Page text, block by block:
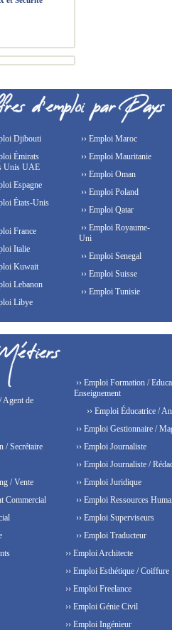
Djibouti
Émirats
Unis UAE
Espagne
États-Unis
France
Italie
Kuwait
Lebanon
Libye
›› Emploi Maroc
›› Emploi Mauritanie
›› Emploi Oman
›› Emploi Poland
›› Emploi Qatar
›› Emploi Royaume-
Uni
›› Emploi Senegal
›› Emploi Suisse
›› Emploi Tunisie
Agent de
/ Secrétaire
/ Vente
Commercial
›› Emploi Formation /
Enseignement
›› Emploi Éducatrice /
›› Emploi Gestionnaire /
›› Emploi Journaliste
›› Emploi Journaliste /
›› Emploi Juridique
›› Emploi Ressources
›› Emploi Superviseurs
›› Emploi Traducteur
›› Emploi Architecte
›› Emploi Esthétique / Coiffure
›› Emploi Freelance
›› Emploi Génie Civil
›› Emploi Ingénieur